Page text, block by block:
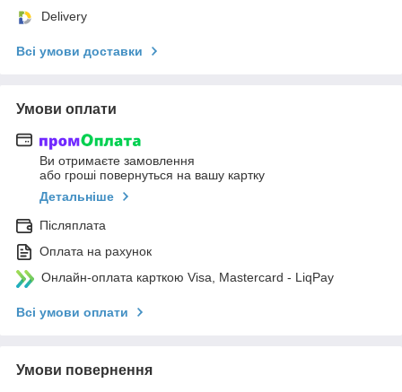
Delivery
Всі умови доставки
Умови оплати
Ви отримаєте замовлення
або гроші повернуться на вашу картку
Детальніше
Післяплата
Оплата на рахунок
Онлайн-оплата карткою Visa, Mastercard - LiqPay
Всі умови оплати
Умови повернення